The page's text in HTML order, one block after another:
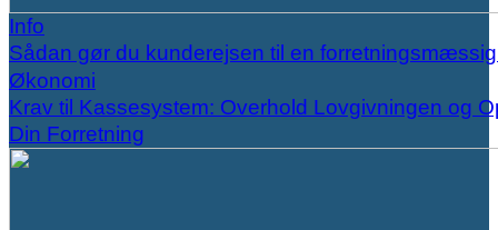
Info
Sådan gør du kunderejsen til en
Økonomi
Krav til Kassesystem: Overhold Lovgivningen og
Din Forretning